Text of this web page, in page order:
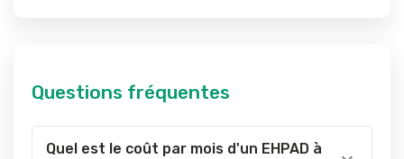
Questions fréquentes
Quel est le coût par mois d'un EHPAD à